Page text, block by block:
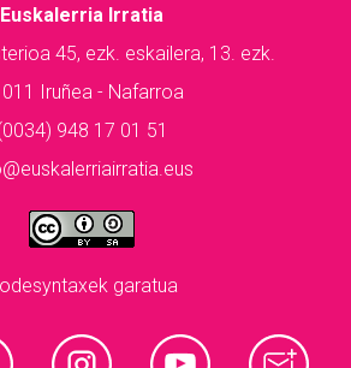
Euskalerria Irratia
45, ezk. eskailera, 13. ezk.
Iruñea - Nafarroa
948 17 01 51
garatua